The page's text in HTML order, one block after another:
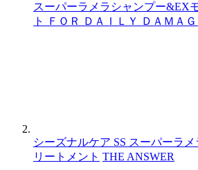
スーパーラメラシャンプー&EX
ト ＦＯＲ ＤＡＩＬＹ ＤＡＭＡＧ
シーズナルケア SS スーパーラ
リートメント THE ANSWER